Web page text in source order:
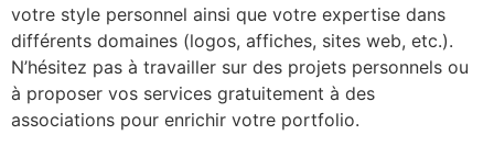
votre style personnel ainsi que votre expertise dans
différents domaines (logos, affiches, sites web, etc.).
N’hésitez pas à travailler sur des projets personnels ou
à proposer vos services gratuitement à des
associations pour enrichir votre portfolio.